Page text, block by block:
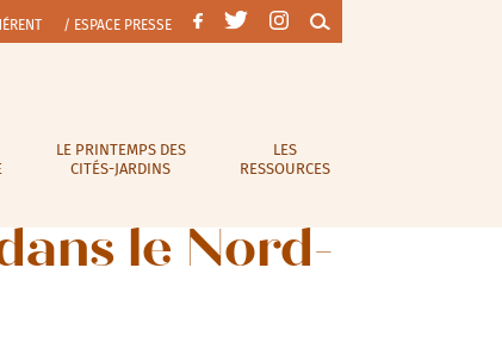
/ ESPACE PRESSE
LE PRINTEMPS DES
CITÉS-JARDINS
LES
RESSOURCES
le Nord-